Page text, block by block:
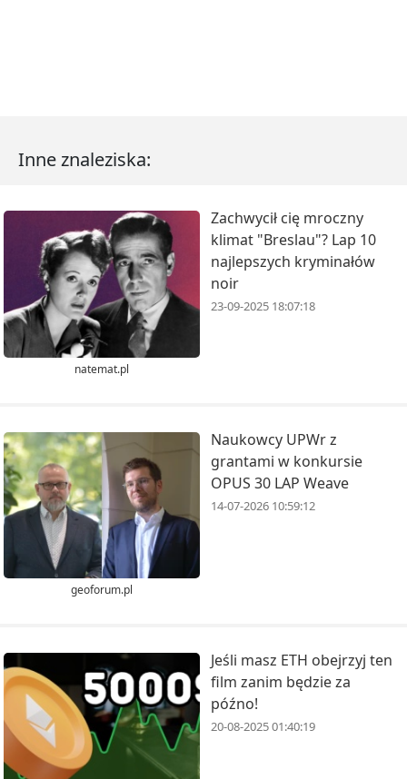
Inne znaleziska:
natemat.pl
Zachwycił cię mroczny
klimat "Breslau"? Lap 10
najlepszych kryminałów
noir
23-09-2025 18:07:18
geoforum.pl
Naukowcy UPWr z
grantami w konkursie
OPUS 30 LAP Weave
14-07-2026 10:59:12
Jeśli masz ETH obejrzyj ten
film zanim będzie za
późno!
20-08-2025 01:40:19